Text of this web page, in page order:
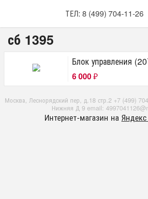
ТЕЛ: 8 (499) 704-11-26
сб 1395
Блок управления
6 000 ₽
Москва, Леснорядский пер, д.18 стр.2 +7 (499)
Нижняя Д 9 email:
Интернет-магазин на